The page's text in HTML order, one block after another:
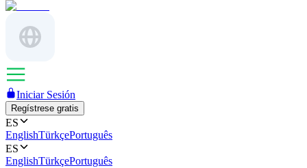
Iniciar Sesión
Regístrese gratis
ES
EnglishTürkçePortuguês
ES
EnglishTürkçePortuguês